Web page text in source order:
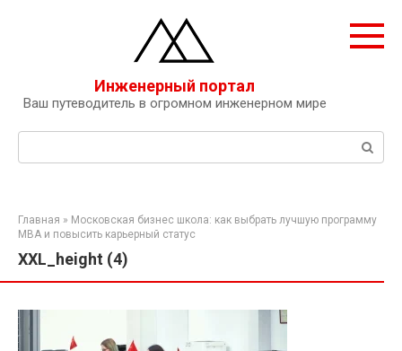
Инженерный портал
Ваш путеводитель в огромном инженерном мире
Поиск:
Главная » Московская бизнес школа: как выбрать лучшую программу
MBA и повысить карьерный статус
XXL_height (4)